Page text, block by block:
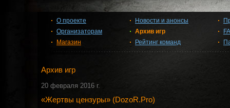
О проекте
Организаторам
Магазин
Новости и анонсы
Архив игр
Рейтинг команд
Архив игр
20 февраля 2016 г.
«Жертвы цензуры» (DozoR.Pro)